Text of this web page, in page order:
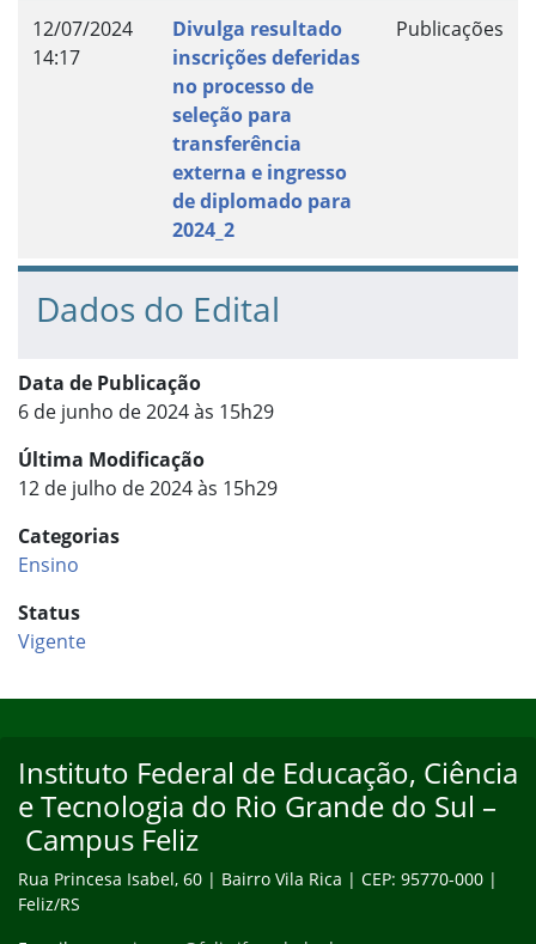
12/07/2024
14:17
Divulga resultado
inscrições deferidas
no processo de
seleção para
transferência
externa e ingresso
de diplomado para
2024_2
Publicações
Dados do Edital
Data de Publicação
6 de junho de 2024 às 15h29
Última Modificação
12 de julho de 2024 às 15h29
Categorias
Ensino
Status
Vigente
Instituto Federal de Educação, Ciência
e Tecnologia do Rio Grande do Sul –
Campus Feliz
Rua Princesa Isabel, 60 | Bairro Vila Rica | CEP: 95770-000 |
Feliz/RS